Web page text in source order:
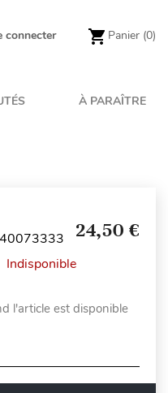
connecter Panier (0)
À PARAÎTRE
24,50 €
Indisponible
l'article est disponible